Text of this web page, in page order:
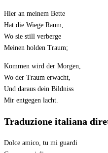
Hier an meinem Bette
Hat die Wiege Raum,
Wo sie still verberge
Meinen holden Traum;
Kommen wird der Morgen,
Wo der Traum erwacht,
Und daraus dein Bildniss
Mir entgegen lacht.
Traduzione italiana
Dolce amico, tu mi guardi